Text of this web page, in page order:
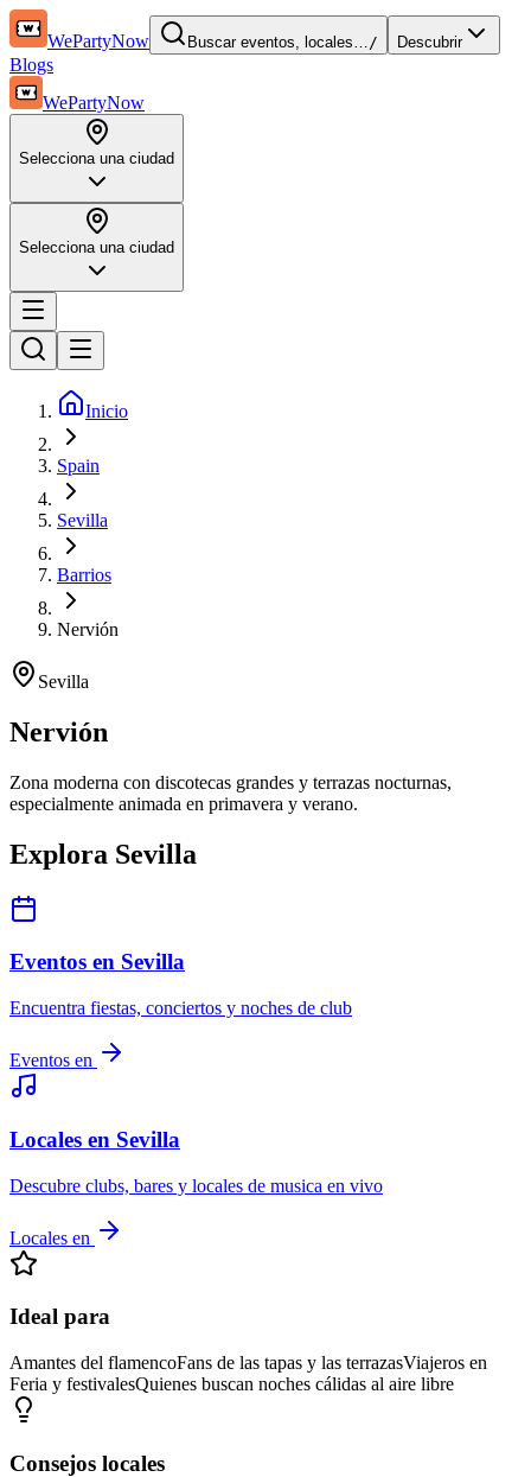
WePartyNow Buscar eventos, locales…/ Descubrir
Blogs
WePartyNow
Selecciona una ciudad
Selecciona una ciudad
Inicio
Spain
Sevilla
Barrios
Nervión
Sevilla
Nervión
Zona moderna con discotecas grandes y terrazas nocturnas,
especialmente animada en primavera y verano.
Explora Sevilla
Eventos en Sevilla
Encuentra fiestas, conciertos y noches de club
Eventos en
Locales en Sevilla
Descubre clubs, bares y locales de musica en vivo
Locales en
Ideal para
Amantes del flamencoFans de las tapas y las terrazasViajeros en
Feria y festivalesQuienes buscan noches cálidas al aire libre
Consejos locales